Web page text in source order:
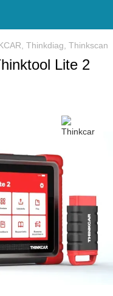
Thinkdiag, Thinkscan
Lite 2